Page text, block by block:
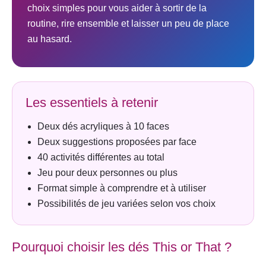
choix simples pour vous aider à sortir de la
routine, rire ensemble et laisser un peu de place
au hasard.
Les essentiels à retenir
Deux dés acryliques à 10 faces
Deux suggestions proposées par face
40 activités différentes au total
Jeu pour deux personnes ou plus
Format simple à comprendre et à utiliser
Possibilités de jeu variées selon vos choix
Pourquoi choisir les dés This or That ?